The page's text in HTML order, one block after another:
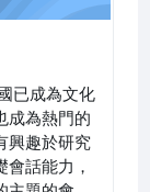
已成為文化
成為熱門的
興趣於研究
會話能力，